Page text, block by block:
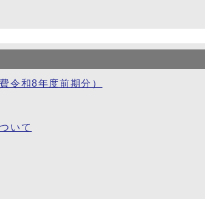
令和8年度前期分）
いて